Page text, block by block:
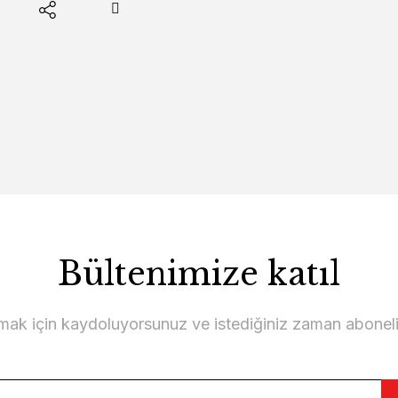
Bültenimize katıl
için kaydoluyorsunuz ve istediğiniz zaman